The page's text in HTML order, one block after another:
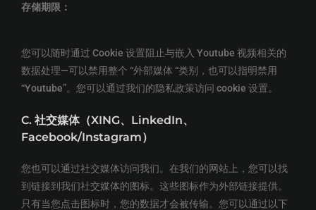
存储期限：
您可以随时通过 Cookie 设置阻止与嵌入 Youtube 视频相关的
数据处理—可以禁用整个 “外部媒体 “类别，也可以指明禁用
“Youtube”。您可以通过我们的隐私政策访问 cookie 设置。
C. 社交媒体（XING、 LinkedIn、
Facebook/Instagram）
您也可以通过社交媒体访问我们。在我们的网站上，您可以找
到链接到我们社交媒体的图标。这些图标作为外部链接提供。
只有当您点击图标时，您的数据才会被传输。您可以通过以下